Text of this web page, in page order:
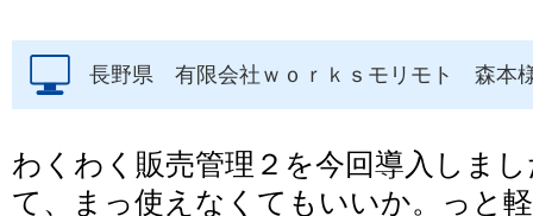
長野県 有限会社ｗｏｒｋｓモリモト 森本
わくわく販売管理２を今回導入しま
て、まっ使えなくてもいいか。っと